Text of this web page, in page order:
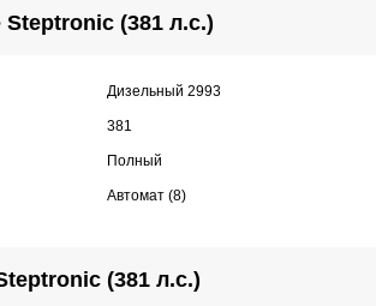
(381 л.с.)
Дизельный 2993
381
Полный
Автомат (8)
(381 л.с.)